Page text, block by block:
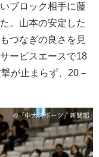
ブロック相手に藤
。山本の安定した
つなぎの良さを見
ービスエースで18
が止まらず、20－